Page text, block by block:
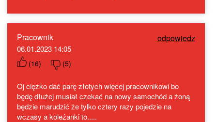
Pracownik odpowiedz
06.01.2023 14:05
(16) (5)
Oj ciężko dać parę złotych więcej pracownikowi bo
będę dłużej musiał czekać na nowy samochód a żoną
będzie marudzić że tylko cztery razy pojedzie na
wczasy a koleżanki to.....